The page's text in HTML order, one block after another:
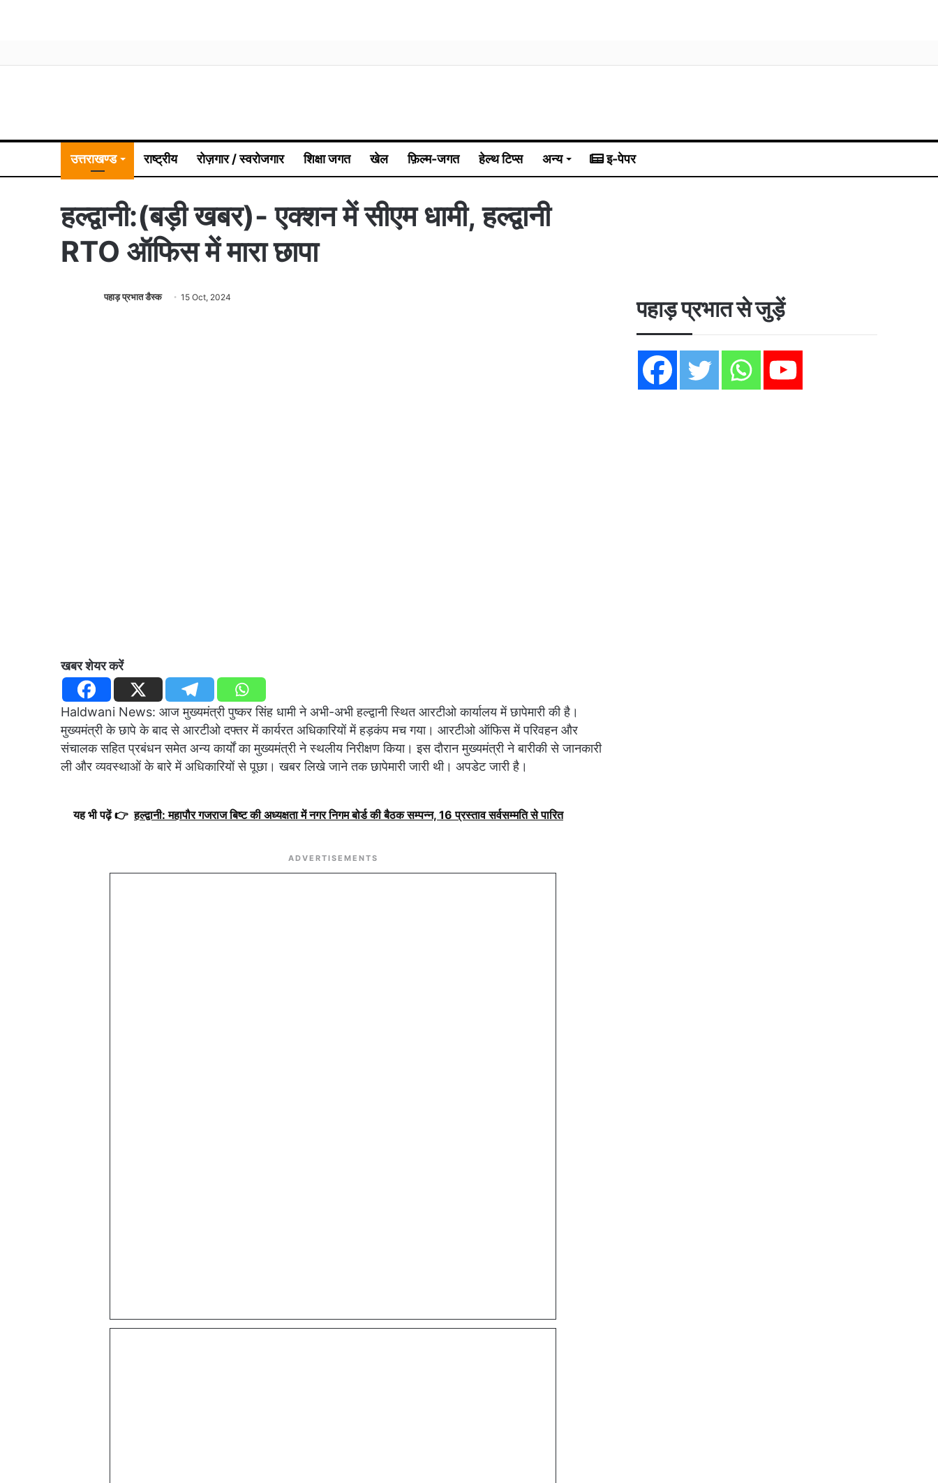
उत्तराखण्ड राष्ट्रीय रोज़गार / स्वरोजगार शिक्षा जगत खेल फ़िल्म-जगत हेल्थ टिप्स अन्य इ-पेपर
हल्द्वानी:(बड़ी खबर)- एक्शन में सीएम धामी, हल्द्वानी
RTO ऑफिस में मारा छापा
पहाड़ प्रभात डैस्क 15 Oct, 2024
खबर शेयर करें
Haldwani News: आज मुख्यमंत्री पुष्कर सिंह धामी ने अभी-अभी हल्द्वानी स्थित आरटीओ कार्यालय में छापेमारी की है।
मुख्यमंत्री के छापे के बाद से आरटीओ दफ्तर में कार्यरत अधिकारियों में हड़कंप मच गया। आरटीओ ऑफिस में परिवहन और
संचालक सहित प्रबंधन समेत अन्य कार्यों का मुख्यमंत्री ने स्थलीय निरीक्षण किया। इस दौरान मुख्यमंत्री ने बारीकी से जानकारी
ली और व्यवस्थाओं के बारे में अधिकारियों से पूछा। खबर लिखे जाने तक छापेमारी जारी थी। अपडेट जारी है।
यह भी पढ़ें 👉 हल्द्वानी: महापौर गजराज बिष्ट की अध्यक्षता में नगर निगम बोर्ड की बैठक सम्पन्न, 16 प्रस्ताव सर्वसम्मति से पारित
ADVERTISEMENTS
पहाड़ प्रभात से जुड़ें